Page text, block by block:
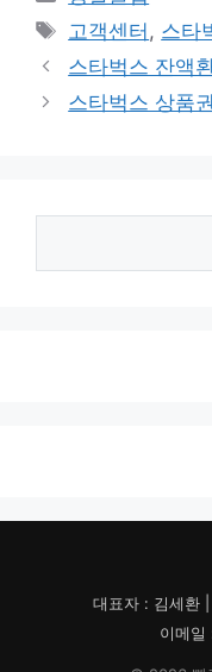
테
리
태
그
고객센터 , 스타
스타벅스 잔액
스타벅스 상품
대표자 : 김세환
이메